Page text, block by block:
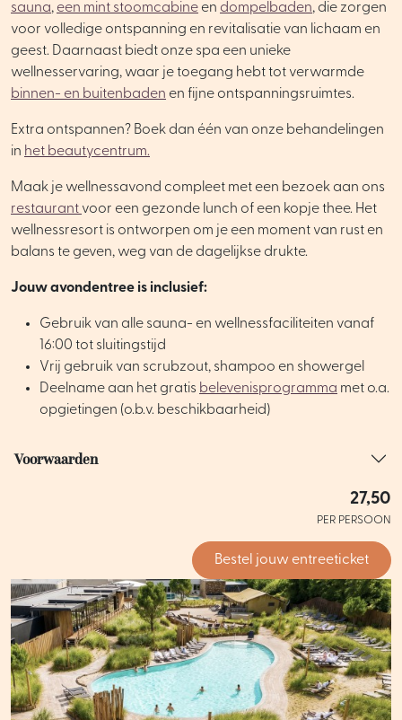
sauna, een mint stoomcabine en dompelbaden, die zorgen
voor volledige ontspanning en revitalisatie van lichaam en
geest. Daarnaast biedt onze spa een unieke
wellnesservaring, waar je toegang hebt tot verwarmde
binnen- en buitenbaden en fijne ontspanningsruimtes.
Extra ontspannen? Boek dan één van onze behandelingen
in het beautycentrum.
Maak je wellnessavond compleet met een bezoek aan ons
restaurant voor een gezonde lunch of een kopje thee. Het
wellnessresort is ontworpen om je een moment van rust en
balans te geven, weg van de dagelijkse drukte.
Jouw avondentree is inclusief:
Gebruik van alle sauna- en wellnessfaciliteiten vanaf
16:00 tot sluitingstijd
Vrij gebruik van scrubzout, shampoo en showergel
Deelname aan het gratis belevenisprogramma met o.a.
opgietingen (o.b.v. beschikbaarheid)
Voorwaarden
27,50
PER PERSOON
Bestel jouw entreeticket